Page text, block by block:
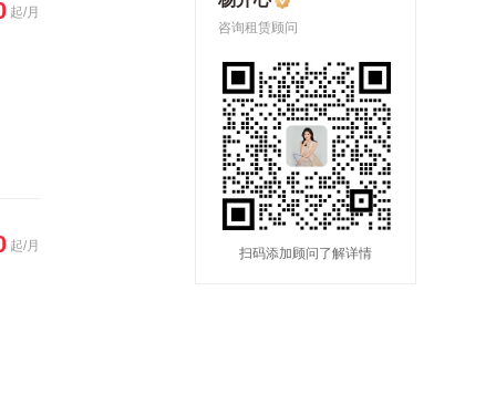
咨询租赁顾问
扫码添加顾问了解详情
起/月
起/月